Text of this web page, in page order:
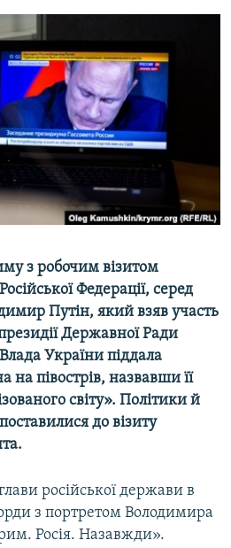
з робочим візитом
Федерації, серед
Путін, який взяв участь
Державної Ради
України піддала
на півострів, назвавши її
світу». Політики й
до візиту
російської держави в
з портретом Володимира
Росія. Назавжди».